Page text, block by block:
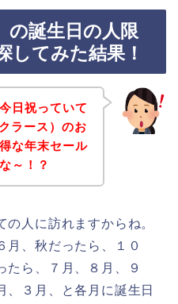
の誕生日の人限
してみた結果！
日祝っていて
ラース）のお
な年末セール
～！？
人に訪れますからね。
月、秋だったら、１０
たら、７月、８月、９
、３月、と各月に誕生日